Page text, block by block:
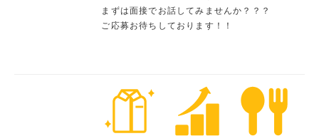
まずは面接でお話してみませんか？？？
ご応募お待ちしております！！